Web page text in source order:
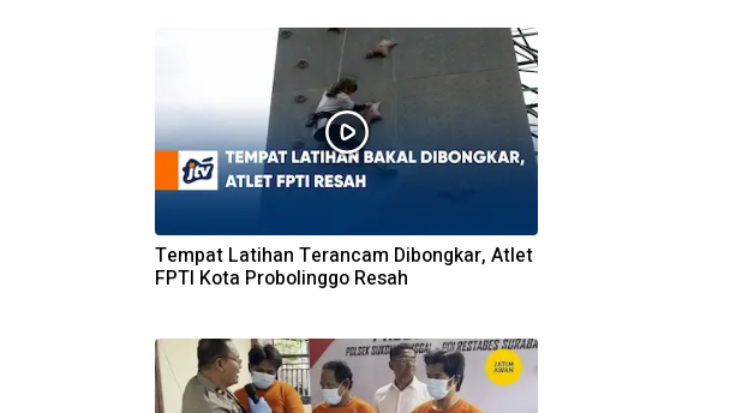
Tempat Latihan Terancam Dibongkar, Atlet
FPTI Kota Probolinggo Resah